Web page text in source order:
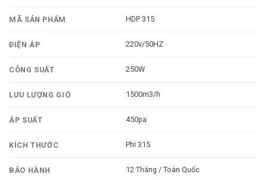
MÃ SẢN PHẨM HDP 315
ĐIỆN ÁP 220v/50HZ
CÔNG SUẤT 250W
LƯU LƯỢNG GIÓ 1500m3/h
ÁP SUẤT 450pa
KÍCH THƯỚC Phi 315
BẢO HÀNH 12 Tháng / Toàn Quốc